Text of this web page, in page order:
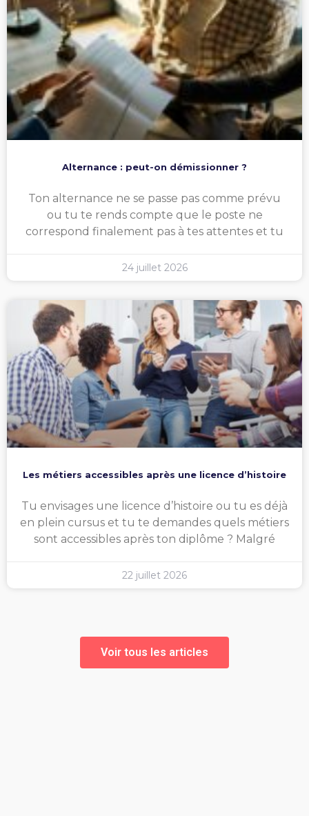
Alternance : peut-on démissionner ?
Ton alternance ne se passe pas comme prévu
ou tu te rends compte que le poste ne
correspond finalement pas à tes attentes et tu
24 juillet 2026
Les métiers accessibles après une licence d’histoire
Tu envisages une licence d’histoire ou tu es déjà
en plein cursus et tu te demandes quels métiers
sont accessibles après ton diplôme ? Malgré
22 juillet 2026
Voir tous les articles